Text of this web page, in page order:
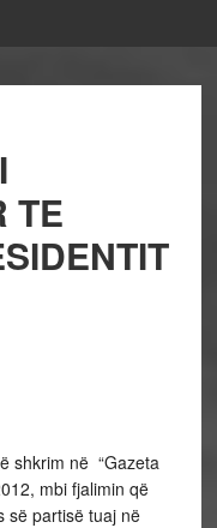
TE
shkrim në “Gazeta
mbi fjalimin që
së partisë tuaj në